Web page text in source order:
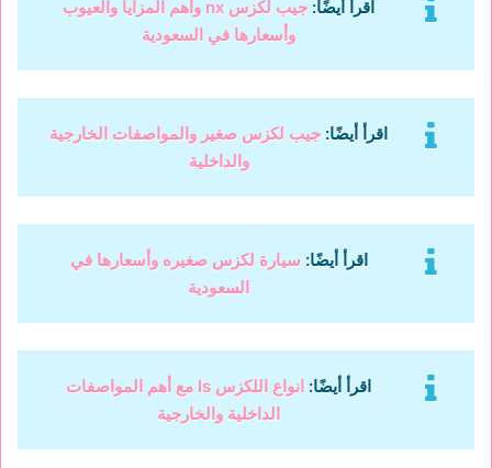
اقرأ أيضًا:
جيب لكزس nx وأهم المزايا والعيوب
وأسعارها في السعودية
اقرأ أيضًا: جيب لكزس صغير والمواصفات الخارجية
والداخلية
اقرأ أيضًا: سيارة لكزس صغيره وأسعارها في
السعودية
اقرأ أيضًا:
انواع اللكزس ls مع أهم المواصفات
الداخلية والخارجية